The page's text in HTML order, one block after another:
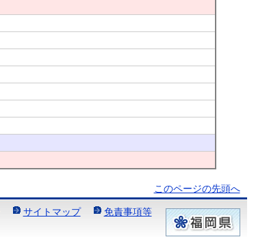
このページの先頭へ
サイトマップ 免責事項等